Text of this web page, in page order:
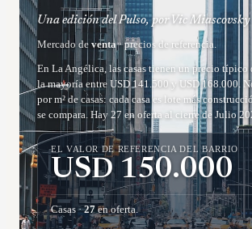
Una edición del Pulso, por Vic Miascovsky
Mercado de venta· precios de referencia.
En La Angélica, las casas tienen un precio típico
la mayoría entre USD 141.500 y USD 168.000.
por m² de casas: cada casa es lote más
se compara. Hay 27 en oferta al cierre de Julio
EL VALOR DE REFERENCIA DEL BARRIO
USD 150.000
Casas·27 en oferta.